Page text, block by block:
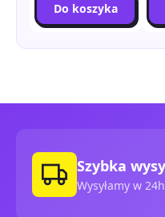
Do koszyka
Szybka
Wysyłamy w 24h